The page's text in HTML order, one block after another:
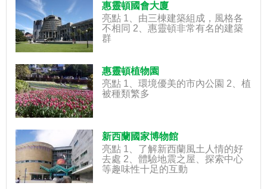
惠靈頓國會大廈
亮點 1、由三棟建築組成，風格各
不相同 2、惠靈頓非常有名的建築
群
惠靈頓植物園
亮點 1、環境優美的市內公園 2、植
被種類繁多
新西蘭國家博物館
亮點 1、了解新西蘭風土人情的好
去處 2、體驗地震之屋、探索中心
等趣味性十足的互動